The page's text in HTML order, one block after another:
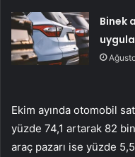
Binek
Ekim ayında otomobil
yüzde 74,1 artarak 82
araç pazarı ise yüzde